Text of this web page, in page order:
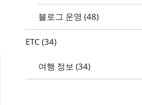
블로그 운영 (48)
ETC (34)
여행 정보 (34)